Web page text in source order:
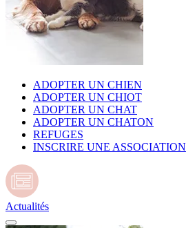
ADOPTER UN CHIEN
ADOPTER UN CHIOT
ADOPTER UN CHAT
ADOPTER UN CHATON
REFUGES
INSCRIRE UNE ASSOCIATION
Actualités